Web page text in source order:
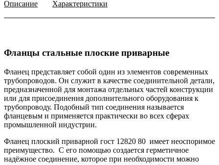
Описание Характеристики
Фланцы стальные плоские приварные
Фланец представляет собой один из элементов современных
трубопроводов. Он служит в качестве соединительной детали,
предназначенной для монтажа отдельных частей конструкции
или для присоединения дополнительного оборудования к
трубопроводу. Подобный тип соединения называется
фланцевым и применяется практически во всех сферах
промышленной индустрии.
Фланец плоский приварной гост 12820 80 имеет неоспоримое
преимущество. С его помощью создается герметичное
надёжное соединение, которое при необходимости можно